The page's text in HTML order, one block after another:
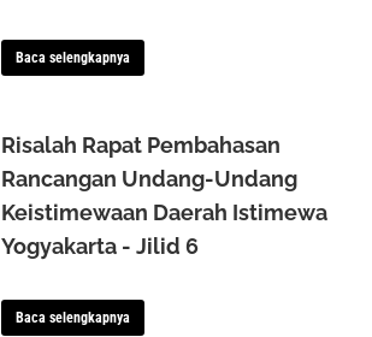
Baca selengkapnya
Risalah Rapat Pembahasan
Rancangan Undang-Undang
Keistimewaan Daerah Istimewa
Yogyakarta - Jilid 6
Baca selengkapnya